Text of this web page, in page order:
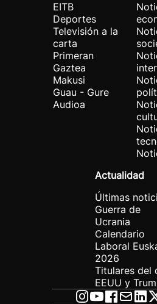
EITB
Deportes
Televisión a la
carta
Primeran
Gaztea
Makusi
Guau - Gure
Audioa
Actualidad
Últimas
Guerra de
Ucrania
Calendario
Laboral
2026
Titulares del
EEUU y